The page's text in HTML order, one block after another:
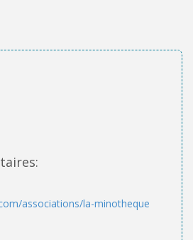
associations/la-minotheque